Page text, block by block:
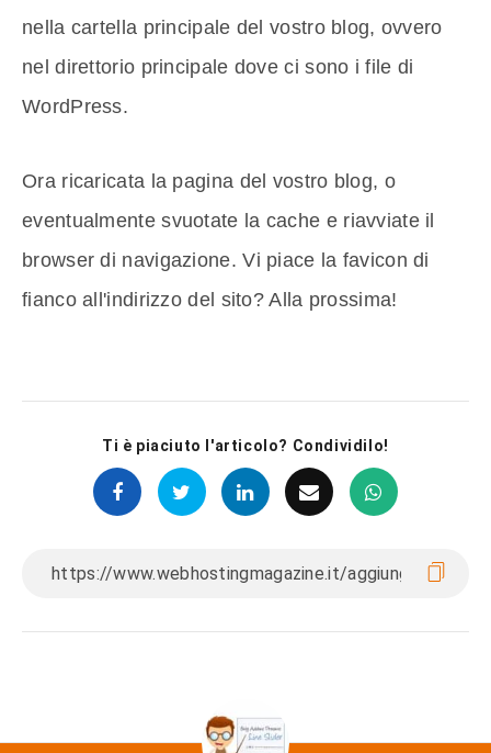
nella cartella principale del vostro blog, ovvero
nel direttorio principale dove ci sono i file di
WordPress.
Ora ricaricata la pagina del vostro blog, o
eventualmente svuotate la cache e riavviate il
browser di navigazione. Vi piace la favicon di
fianco all'indirizzo del sito? Alla prossima!
Ti è piaciuto l'articolo? Condividilo!